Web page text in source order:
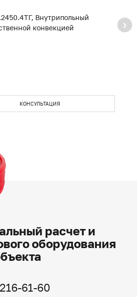
Внутрипольный
конвекцией
КОНСУЛЬТАЦИЯ
расчет и
оборудования
61-60